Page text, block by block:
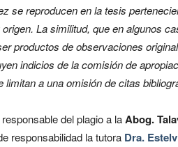
se reproducen en la tesis
La similitud, que en algunos
productos de observaciones
indicios de la comisión de
a una omisión de citas
del plagio a laAbog.
responsabilidad la tutora Dra.